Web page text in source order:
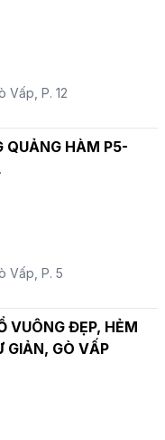
Vấp, P. 12
QUẢNG HÀM P5-
Vấp, P. 5
VUÔNG ĐẸP, HẺM
GIẢN, GÒ VẤP